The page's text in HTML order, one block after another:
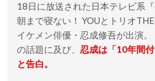
18日に放送された日本テレビ系
朝まで寝ない！ YOUとトリオ
イケメン俳優・忍成修吾が出演。
の話題に及び、 忍成は「10年間
と告白。